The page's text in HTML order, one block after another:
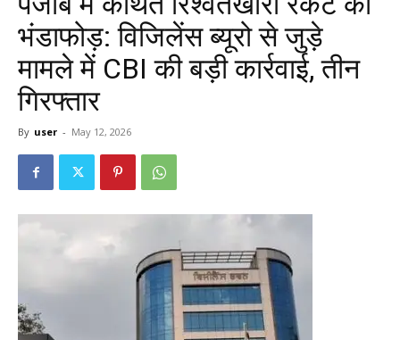
भंडाफोड़: विजिलेंस ब्यूरो से जुड़े
मामले में CBI की बड़ी कार्रवाई, तीन
गिरफ्तार
By user - May 12, 2026